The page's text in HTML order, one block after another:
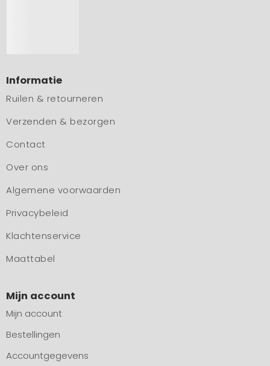
Informatie
Ruilen & retourneren
Verzenden & bezorgen
Contact
Over ons
Algemene voorwaarden
Privacybeleid
Klachtenservice
Maattabel
Mijn account
Mijn account
Bestellingen
Accountgegevens